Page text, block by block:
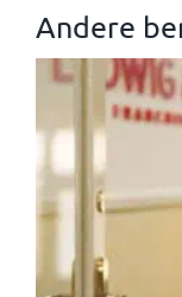
Andere